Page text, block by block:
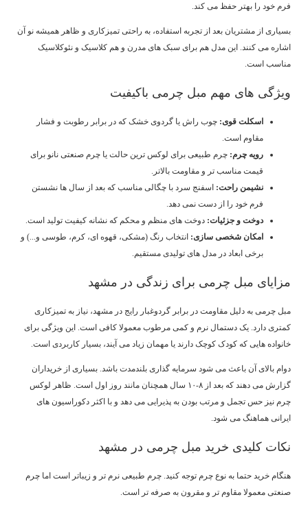
فرم خود را بهتر حفظ می کند.
بسیاری از مشتریان بعد از تجربه استفاده، به راحتی تمیزکاری و ظاهر همیشه نو آن
اشاره می کنند. این مدل هم برای سبک های مدرن و هم کلاسیک و نئوکلاسیک
مناسب است.
ویژگی های مهم مبل چرمی باکیفیت
اسکلت قوی:چوب راش یا گردوی خشک که در برابر رطوبت و فشار
مقاوم است.
رویه چرم :چرم طبیعی برای لوکس ترین حالت یا چرم صنعتی نانو برای
قیمت مناسب تر و مقاومت بالاتر.
نشیمن راحت:اسفنج سرد با چگالی مناسب که بعد از سال ها نشستن
فرم خود را از دست نمی دهد.
دوخت و جزئیات:دوخت های منظم و محکم که نشانه کیفیت تولید است.
امکان شخصی سازی:انتخاب رنگ (مشکی، قهوه ای، کرم، طوسی و...) و
برخی ابعاد در مدل های تولیدی مستقیم.
مزایای مبل چرمی برای زندگی در مشهد
مبل چرمی به دلیل مقاومت در برابر گردوغبار رایج در مشهد، نیاز به تمیزکاری
کمتری دارد. یک دستمال نرم و کمی مرطوب معمولا کافی است. این ویژگی برای
خانواده هایی که کودک کوچک دارند یا مهمان زیاد می آیند، بسیار کاربردی است.
دوام بالای آن باعث می شود سرمایه گذاری بلندمدت باشد. بسیاری از خریداران
گزارش می دهند که بعد از ۸-۱۰ سال همچنان مانند روز اول است. ظاهر لوکس
چرم نیز حس تجمل و مرتب بودن به پذیرایی می دهد و با اکثر دکوراسیون های
ایرانی هماهنگ می شود.
نکات کلیدی خرید مبل چرمی در مشهد
هنگام خرید حتما به نوع چرم توجه کنید. چرم طبیعی نرم تر و زیباتر است اما چرم
صنعتی معمولا مقاوم تر و مقرون به صرفه تر است.